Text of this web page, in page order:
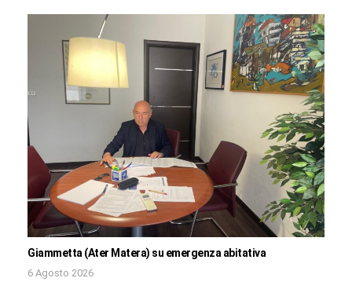
Giammetta (Ater Matera) su emergenza abitativa
6 Agosto 2026